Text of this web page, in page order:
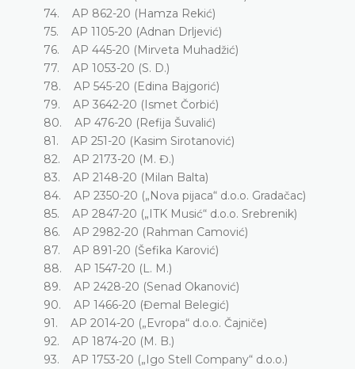
74. AP 862-20 (Hamza Rekić)
75. AP 1105-20 (Adnan Drljević)
76. AP 445-20 (Mirveta Muhadžić)
77. AP 1053-20 (S. D.)
78. AP 545-20 (Edina Bajgorić)
79. AP 3642-20 (Ismet Čorbić)
80. AP 476-20 (Refija Šuvalić)
81. AP 251-20 (Kasim Sirotanović)
82. AP 2173-20 (M. Đ.)
83. AP 2148-20 (Milan Balta)
84. AP 2350-20 („Nova pijaca“ d.o.o. Gradačac)
85. AP 2847-20 („ITK Musić“ d.o.o. Srebrenik)
86. AP 2982-20 (Rahman Camović)
87. AP 891-20 (Šefika Karović)
88. AP 1547-20 (L. M.)
89. AP 2428-20 (Senad Okanović)
90. AP 1466-20 (Đemal Belegić)
91. AP 2014-20 („Evropa“ d.o.o. Čajniče)
92. AP 1874-20 (M. B.)
93. AP 1753-20 („Igo Stell Company“ d.o.o.)